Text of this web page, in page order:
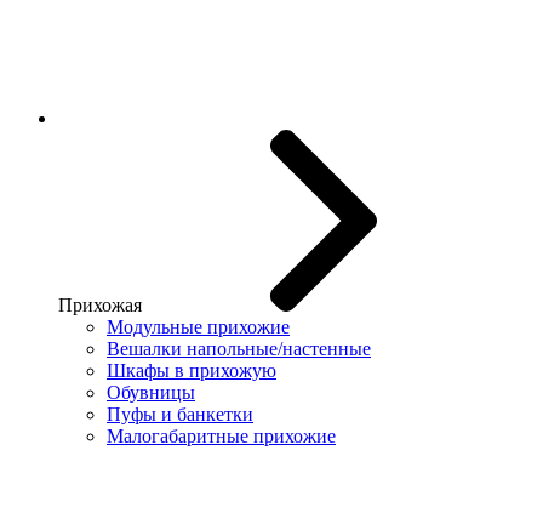
Прихожая
Модульные прихожие
Вешалки напольные/настенные
Шкафы в прихожую
Обувницы
Пуфы и банкетки
Малогабаритные прихожие